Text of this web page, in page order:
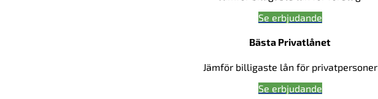
Se erbjudande
Bästa Privatlånet
Jämför billigaste lån för privatpersoner
Se erbjudande